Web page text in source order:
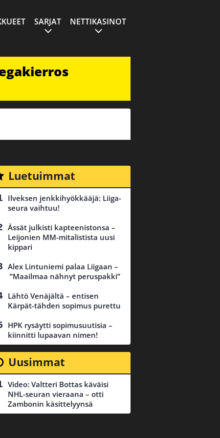
SARJAT NETTIKASINOT
Luetuimmat
Ilveksen jenkkihyökkääjä: Liiga-
seura vaihtuu!
Ässät julkisti kapteenistonsa –
Leijonien MM-mitalistista uusi
kippari
Alex Lintuniemi palaa Liigaan –
”Maailmaa nähnyt peruspakki”
Lähtö Venäjältä – entisen
Kärpät-tähden sopimus purettu
HPK rysäytti sopimusuutisia –
kiinnitti lupaavan nimen!
Uusimmat
Video: Valtteri Bottas käväisi
NHL-seuran vieraana – otti
Zambonin käsittelyynsä